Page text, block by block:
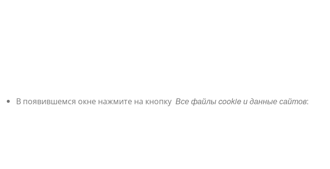
В появившемся окне нажмите на кнопку Все файлы cookie и данные сайтов: